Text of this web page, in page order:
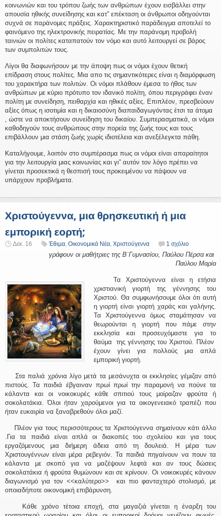
κοινωνιών και του τρόπου ζωής των ανθρώπων έχουν εισβάλλει στην
απουσία ηθικής συνείδησης και κατ” επέκταση οι άνθρωποι οδηγούνται
συχνά σε παράνομες πράξεις. Χαρακτηριστικό παράδειγμα αποτελεί το
φαινόμενο της ηλεκτρονικής πειρατίας. Με την παράνομη προβολή
ταινιών οι πολίτες καταπατούν τον νόμο και αυτό λειτουργεί σε βάρος
των συμπολιτών τους.
Λίγοι θα διαφωνήσουν με την άποψη πως οι νόμοι έχουν θετική
επίδραση στους πολίτες. Μια απο τις σημαντικότερες είναι η διαμόρφωση
του χαρακτήρα των πολιτών. Οι νόμοι πλάθουν έμεσα το ήθος των
ανθρώπων με κύριο πρότυπο τον ιδανικό πολίτη, όπου περιγράφει έναν
πολίτη με συνείδηση, πειθαρχία και ηθικές αξίες. Επιπλέον, πρεσβεύουν
αξίες όπως η ισοτιμία και η δικαιοσύνη διαπαιδαγωγόντας έτσι τα άτομα
, ώστε να αποκτήσουν συνείδηση του δικαίου. Συμπερασματικά, οι νόμοι
καθοδηγούν τους ανθρώπους στην πορεία της ζωής τους και τους
επιβάλλουν μια στάση ζωής χωρίς ιδιοτέλεια και ανεξέλεγκτα πάθη.
Καταλήγουμε, λοιπόν στο συμπέρασμα πως οι νόμοι είναι απαραίτητοι
για την λειτουργία μιας κοινωνίας και γι” αυτόν τον λόγο πρέπει να
γίνεται προσεκτικά η θεσπισή τους προκειμένου να πάψουν να
υπάρχουν προβλήματα.
Χριστούγεννα, μια θρησκευτική ή μια
εμπορική εορτή;
Δεκ. 16 Έθιμα, Οικονομικά Νέα, Χριστούγεννα 1 σχόλιο
γράφουν οι μαθήτριες της Β΄Γυμνασίου, Παύλου Πέρσα και
Παύλου Μαρία
Τα Χριστούγεννα είναι η ετήσια
χριστιανική γιορτή της γέννησης του
Χριστού. Θα συμφωνήσουμε όλοι ότι αυτή
η γιορτή είναι γιορτή χαράς και γαλήνης.
Τα Χριστούγεννα όμως σταμάτησαν να
θεωρούνται η γιορτή που πάμε στην
εκκλησία και προσευχόμαστε για το
θαύμα της γέννησης του Χριστού. Πλέον
έχουν γίνει για πολλούς μια απλά
εμπορική γιορτή.
Στα παλιά χρόνια λίγο μετά τα μεσάνυχτα οι εκκλησίες γέμιζαν από
πιστούς. Τα παιδιά έβγαιναν πρωί πρωί την παραμονή να πούνε τα
κάλαντα και οι νοικοκυρές κάθε σπιτιού τους μοίραζαν φρούτα ή
σοκολατάκια. Όλοι ήταν χαρούμενοι για τα οικογενειακό τραπέζι που
ήταν ευκαιρία να ξαναβρεθούν όλοι μαζί.
Πλέον για τους περισσότερους τα Χριστούγεννα σημαίνουν κάτι άλλο
.Για τα παιδιά είναι απλά οι διακοπές του σχολείου και για τους
εργαζόμενους μια διήμερη άδεια από τη δουλειά. Η μέρα των
Χριστουγέννων είναι μέρα ρεβεγιόν. Τα παιδιά πηγαίνουν να πουν τα
κάλαντα με σκοπό για να μαζέψουν λεφτά και αν τους δώσεις
σοκολατάκια ή φρούτα θυμώνουν και σε κρίνουν. Οι νοικοκυρές κάνουν
διαγωνισμό για τον <<καλύτερο>> και πιο φανταχτερό στολισμό, με
οποιαδήποτε οικονομική επιβάρυνση.
Κάθε χρόνο τέτοια εποχή, στα μαγαζιά γίνεται η έναρξη του